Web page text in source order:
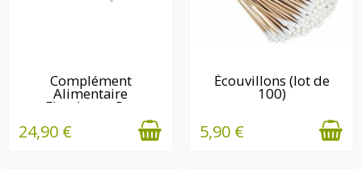
EN STOCK
Complément
Alimentaire
Floryboost Pet
24,90 €
EN STOCK
Écouvillons (lot de
100)
5,90 €